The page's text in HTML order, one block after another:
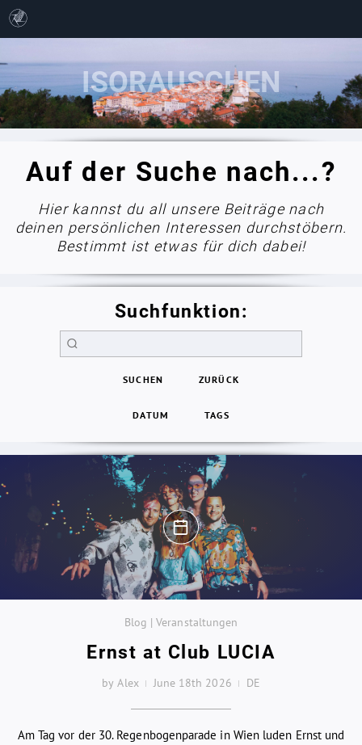
Auf der Suche nach...?
Hier kannst du all unsere Beiträge nach
deinen persönlichen Interessen durchstöbern.
Bestimmt ist etwas für dich dabei!
Suchfunktion:
SUCHEN ZURÜCK
DATUM TAGS
Blog | Veranstaltungen
Ernst at Club LUCIA
by Alex June 18th 2026 DE
Am Tag vor der 30. Regenbogenparade in Wien luden Ernst und